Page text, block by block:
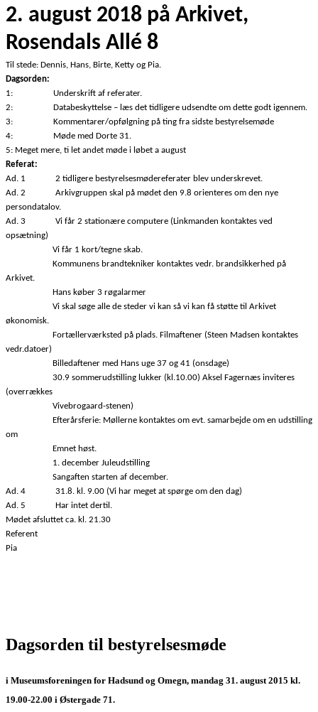
2. august 2018 på Arkivet,
Rosendals Allé 8
Til stede: Dennis, Hans, Birte, Ketty og Pia.
Dagsorden:
1:
Underskrift af referater.
2:
Databeskyttelse – læs det tidligere udsendte om dette godt igennem.
3:
Kommentarer/opfølgning på ting fra sidste bestyrelsemøde
4:
Møde med Dorte 31.
5: Meget mere, ti let andet møde i løbet a august
Referat:
Ad. 1
2 tidligere bestyrelsesmødereferater blev underskrevet.
Ad. 2
Arkivgruppen skal på mødet den 9.8 orienteres om den nye
persondatalov.
Ad. 3
Vi får 2 stationære computere (Linkmanden kontaktes ved
opsætning)
Vi får 1 kort/tegne skab.
Kommunens brandtekniker kontaktes vedr. brandsikkerhed på
Arkivet.
Hans køber 3 røgalarmer
Vi skal søge alle de steder vi kan så vi kan få støtte til Arkivet
økonomisk.
Fortællerværksted på plads. Filmaftener (Steen Madsen kontaktes
vedr.datoer)
Billedaftener med Hans uge 37 og 41 (onsdage)
30.9 sommerudstilling lukker (kl.10.00) Aksel Fagernæs inviteres
(overrækkes
Vivebrogaard-stenen)
Efterårsferie: Møllerne kontaktes om evt. samarbejde om en udstilling
om
Emnet høst.
1. december Juleudstilling
Sangaften starten af december.
Ad. 4
31.8. kl. 9.00 (Vi har meget at spørge om den dag)
Ad. 5
Har intet dertil.
Mødet afsluttet ca. kl. 21.30
Referent
Pia
Dagsorden til bestyrelsesmøde
i Museumsforeningen for Hadsund og Omegn, mandag 31. august 2015 kl.
19.00-22.00 i Østergade 71.